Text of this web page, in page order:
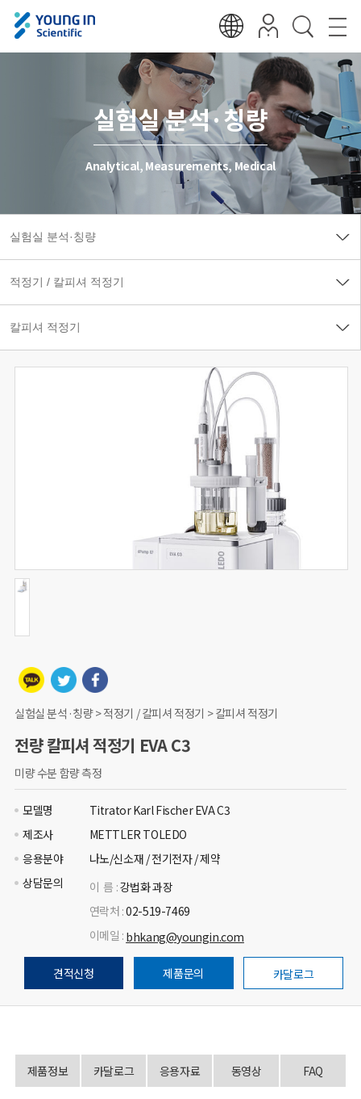
실험실 분석·칭량
Analytical, Measurements, Medical
실험실 분석·칭량 > 적정기 / 칼피셔 적정기 > 칼피셔 적정기
전량 칼피셔 적정기 EVA C3
미량 수분 함량 측정
모델명
Titrator Karl Fischer EVA C3
제조사
METTLER TOLEDO
응용분야
나노/신소재 / 전기전자 / 제약
상담문의
이 름 :강법화 과장
연락처 :02-519-7469
이메일 : bhkang@youngin.com
견적신청 제품문의 카달로그
제품정보 카달로그 응용자료 동영상 FAQ